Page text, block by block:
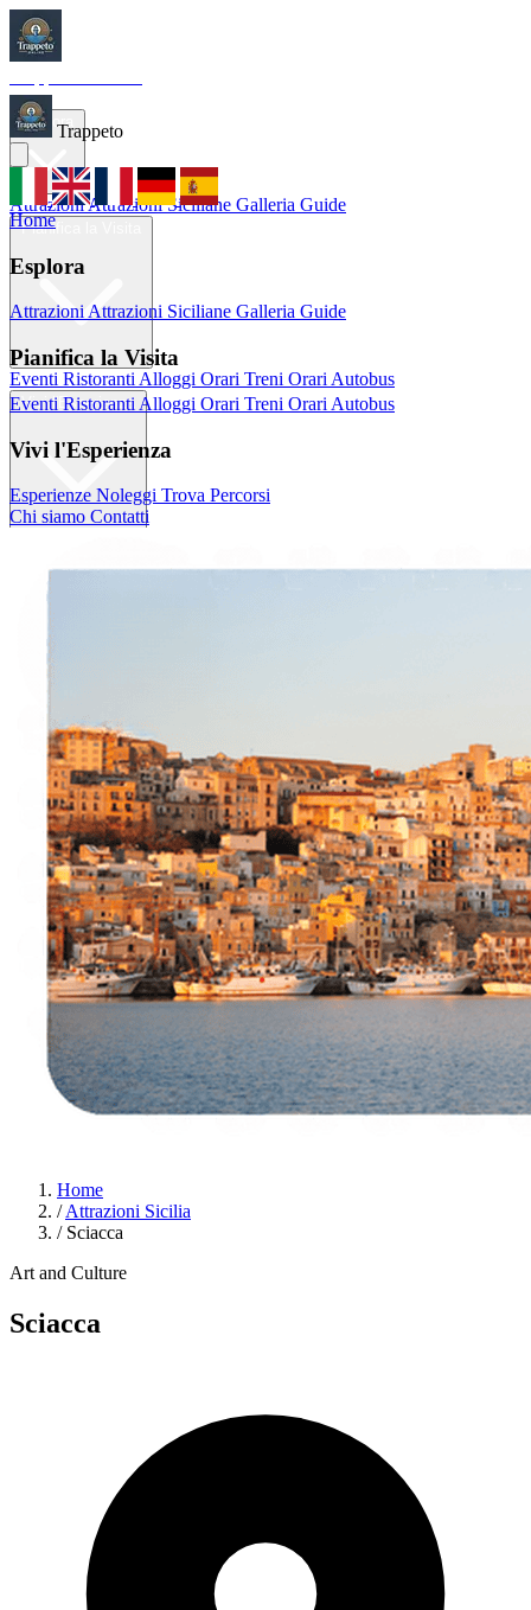
Home
AttrazioniAttrazioni Siciliane Galleria Guide
Eventi Ristoranti Alloggi Orari Treni Orari Autobus
Chi siamoContatti
Italiano
Menu
Trappeto
Home
Esplora
AttrazioniAttrazioni Siciliane Galleria Guide
Pianifica la Visita
Eventi Ristoranti Alloggi Orari Treni Orari Autobus
Vivi l'Esperienza
Esperienze Noleggi Trova Percorsi
Chi siamo Contatti
Home
/ Attrazioni Sicilia
/ Sciacca
Art and Culture
Sciacca